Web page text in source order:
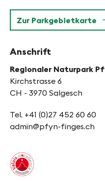
Zur Parkgebietkarte
Anschrift
Regionaler Naturpark
Kirchstrasse 6
CH - 3970 Salgesch
Tel. +41 (0)27 452 60 60
admin@pfyn-finges.ch